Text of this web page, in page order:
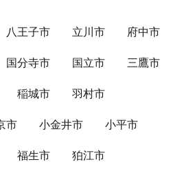
八王子市 立川市 府中市
国分寺市 国立市 三鷹市
稲城市 羽村市
市 小金井市 小平市
福生市 狛江市